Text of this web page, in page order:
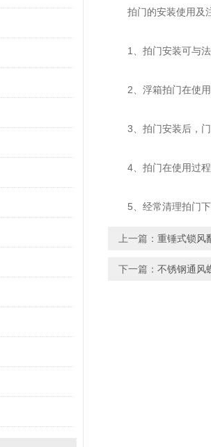
拍门的安装使用及
1、拍门安装可与法
2、浮箱拍门在使用
3、拍门安装后，门
4、拍门在使用过程
5、经常清理拍门下
上一篇： 重锤式锁风
下一篇： 不锈钢通风